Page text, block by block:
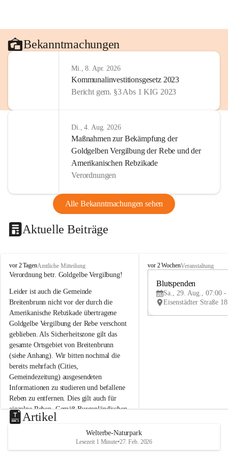
Bekanntmachungen
Mi., 8. Apr. 2026
Kommunalinvestitionsgesetz 2023
Bericht gem. §3 Abs 1 KIG 2023
Di., 4. Aug. 2026
Maßnahmen zur Bekämpfung der
Goldgelben Vergilbung der Rebe und der
Amerikanischen Rebzikade
Verordnungen
Alle Bekanntmachungen sehen
Aktuelle Beiträge
B
r
i
t
e
n
b
r
u
n
n
a
m
N
e
u
s
d
vor 2 TagenAmtliche Mitteilung
Verordnung betr. Goldgelbe Vergilbung!
Leider ist auch die Gemeinde
Breitenbrunn nicht vor der durch die
Amerikanische Rebzikade übertragene
Goldgelbe Vergilbung der Rebe verschont
geblieben. Als Sicherheitszone gilt das
gesamte Ortsgebiet von Breitenbrunn
(siehe Anhang). Wir bitten nochmal die
bereits mehrfach (Cities,
Gemeindezeitung) ausgesendeten
Informationen zu studieren und befallene
Reben zu entfernen. Dies gilt auch für
einzelne Reben. Gemäß Burgenländischen
Weinbaugesetz sind nicht gepflegte oder
unzulässige Weingärten zu roden! Bitte
helfen wir zusammen um unsere Winzer
vor den prognostizierten Ernteausfällen
B
e
u
e
d
vor 2 WochenVeranstaltung
Blutspenden
Sa., 29. Aug., 07:00 -
Artikel
Welterbe-Naturpark
Lesezeit 1 Minute•27. Feb. 2026